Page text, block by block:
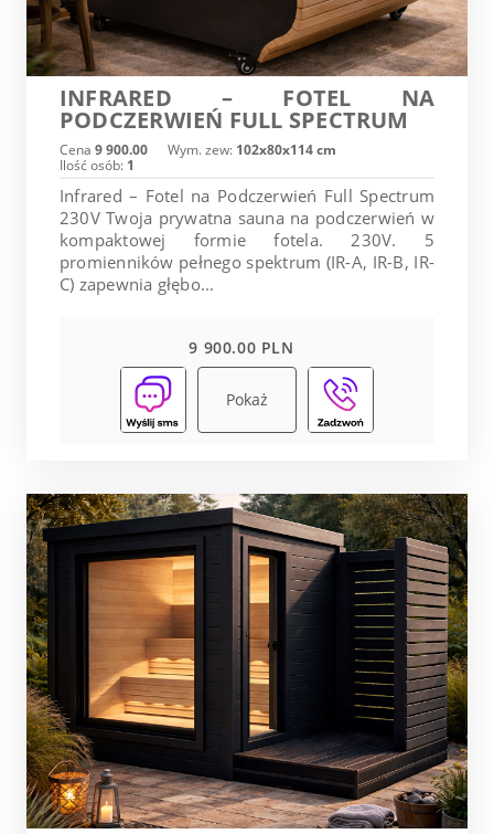
INFRARED – FOTEL NA
PODCZERWIEŃ FULL SPECTRUM
Cena 9 900.00 Wym. zew: 102x80x114 cm
Ilość osób: 1
Infrared – Fotel na Podczerwień Full Spectrum
230V Twoja prywatna sauna na podczerwień w
kompaktowej formie fotela. 230V. 5
promienników pełnego spektrum (IR-A, IR-B, IR-
C) zapewnia głębo...
9 900.00 PLN
Pokaż